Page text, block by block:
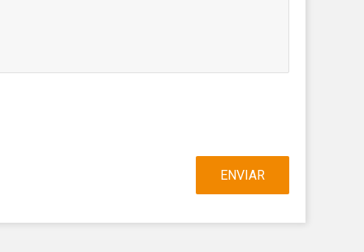
ENVIAR
web.